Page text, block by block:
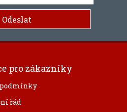
pro zákazníky
řád